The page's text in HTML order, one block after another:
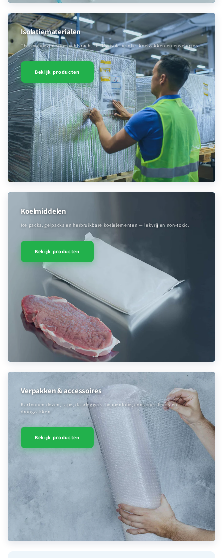
Isolatiematerialen
Thermohoezen voor luchtvracht-ULD’s, isolatiefolie, koelzakken en envelopjes.
Bekijk producten
Koelmiddelen
Ice packs, gelpacks en herbruikbare koelelementen — lekvrij en non-toxic.
Bekijk producten
Verpakken & accessoires
Kartonnen dozen, tape, dataloggers, noppenfolie, container-liners en
droogzakken.
Bekijk producten